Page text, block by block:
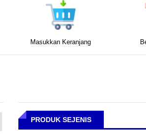
Masukkan Keranjang
PRODUK SEJENIS